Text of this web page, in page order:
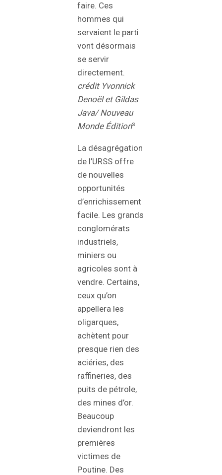
faire. Ces
hommes qui
servaient le parti
vont désormais
se servir
directement.
crédit Yvonnick
Denoël et Gildas
Java/ Nouveau
Monde Éditions
La désagrégation
de l’URSS offre
de nouvelles
opportunités
d’enrichissement
facile. Les grands
conglomérats
industriels,
miniers ou
agricoles sont à
vendre. Certains,
ceux qu’on
appellera les
oligarques,
achètent pour
presque rien des
aciéries, des
raffineries, des
puits de pétrole,
des mines d’or.
Beaucoup
deviendront les
premières
victimes de
Poutine. Des